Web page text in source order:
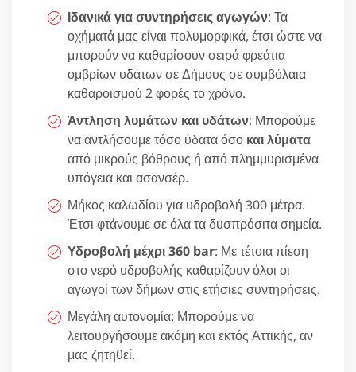
Ιδανικά για συντηρήσεις αγωγών: Τα
οχήματά μας είναι πολυμορφικά, έτσι ώστε να
μπορούν να καθαρίσουν σειρά φρεάτια
ομβρίων υδάτων σε Δήμους σε συμβόλαια
καθαροισμού 2 φορές το χρόνο.
Άντληση λυμάτων και υδάτων: Μπορούμε
να αντλήσουμε τόσο ύδατα όσο και λύματα
από μικρούς βόθρους ή από πλημμυρισμένα
υπόγεια και ασανσέρ.
Μήκος καλωδίου για υδροβολή 300 μέτρα.
Έτσι φτάνουμε σε όλα τα δυσπρόσιτα σημεία.
Υδροβολή μέχρι 360 bar: Με τέτοια πίεση
στο νερό υδροβολής καθαρίζουν όλοι οι
αγωγοί των δήμων στις ετήσιες συντηρήσεις.
Μεγάλη αυτονομία: Μπορούμε να
λειτουργήσουμε ακόμη και εκτός Αττικής, αν
μας ζητηθεί.